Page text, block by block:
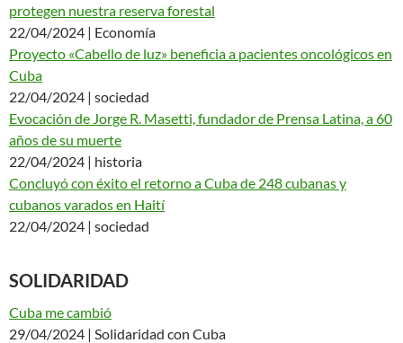
protegen nuestra reserva forestal
22/04/2024 | Economía
Proyecto «Cabello de luz» beneficia a pacientes oncológicos en
Cuba
22/04/2024 | sociedad
Evocación de Jorge R. Masetti, fundador de Prensa Latina, a 60
años de su muerte
22/04/2024 | historia
Concluyó con éxito el retorno a Cuba de 248 cubanas y
cubanos varados en Haití
22/04/2024 | sociedad
SOLIDARIDAD
Cuba me cambió
29/04/2024 | Solidaridad con Cuba